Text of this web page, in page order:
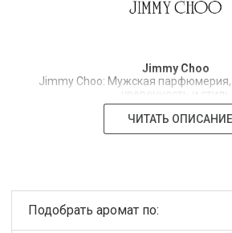
Jimmy Choo
Jimmy Choo: Мужская
уверенность и стиль
Бренд Jimmy Choo, всемирно
роскошными аксессуарами,
пор бренд стал символом
ЧИТАТЬ ОПИСАНИЕ
Подобрать аромат по: